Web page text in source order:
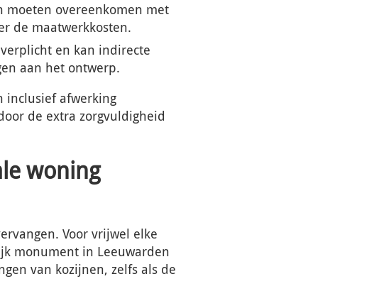
moeten overeenkomen met
de maatwerkkosten.
en kan indirecte
aan het ontwerp.
inclusief afwerking
de extra zorgvuldigheid
woning
Voor vrijwel elke
monument in Leeuwarden
van kozijnen, zelfs als de